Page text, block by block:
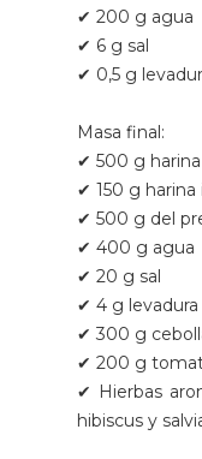
✔ 200 g agua
✔ 6 g sal
✔ 0,5 g
Masa final:
✔ 500 g
✔ 150 g
✔ 500 g del
✔ 400 g agua
✔ 20 g sal
✔ 4 g levadura
✔ 300 g
✔ 200 g
✔ Hierbas
hibiscus y